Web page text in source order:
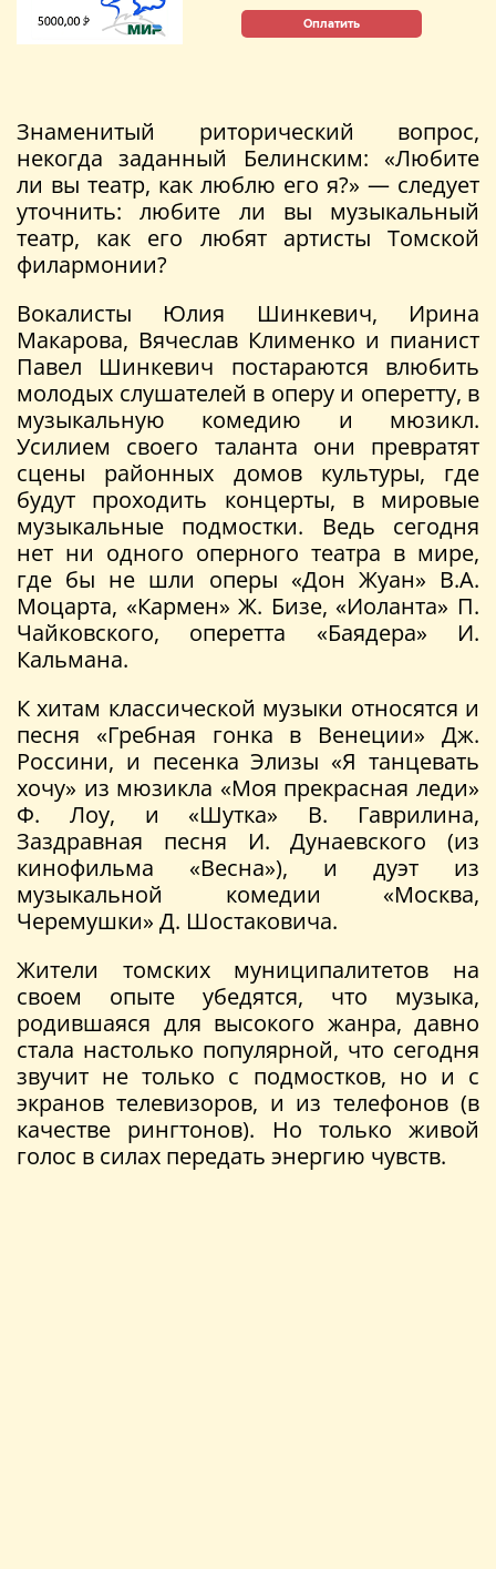
Оплатить
Знаменитый риторический вопрос,
некогда заданный Белинским: «Любите
ли вы театр, как люблю его я?» — следует
уточнить: любите ли вы музыкальный
театр, как его любят артисты Томской
филармонии?
Вокалисты Юлия Шинкевич, Ирина
Макарова, Вячеслав Клименко и пианист
Павел Шинкевич постараются влюбить
молодых слушателей в оперу и оперетту, в
музыкальную комедию и мюзикл.
Усилием своего таланта они превратят
сцены районных домов культуры, где
будут проходить концерты, в мировые
музыкальные подмостки. Ведь сегодня
нет ни одного оперного театра в мире,
где бы не шли оперы «Дон Жуан» В.А.
Моцарта, «Кармен» Ж. Бизе, «Иоланта» П.
Чайковского, оперетта «Баядера» И.
Кальмана.
К хитам классической музыки относятся и
песня «Гребная гонка в Венеции» Дж.
Россини, и песенка Элизы «Я танцевать
хочу» из мюзикла «Моя прекрасная леди»
Ф. Лоу, и «Шутка» В. Гаврилина,
Заздравная песня И. Дунаевского (из
кинофильма «Весна»), и дуэт из
музыкальной комедии «Москва,
Черемушки» Д. Шостаковича.
Жители томских муниципалитетов на
своем опыте убедятся, что музыка,
родившаяся для высокого жанра, давно
стала настолько популярной, что сегодня
звучит не только с подмостков, но и с
экранов телевизоров, и из телефонов (в
качестве рингтонов). Но только живой
голос в силах передать энергию чувств.